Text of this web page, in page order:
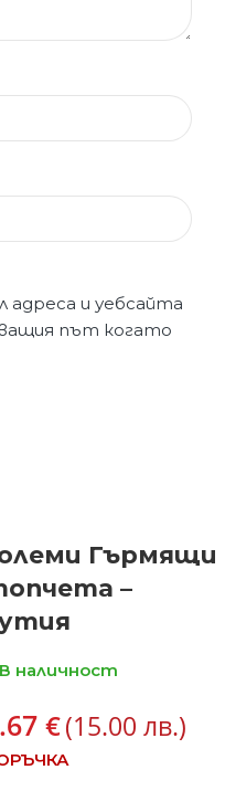
адреса и уебсайта
път когато
Гърмящи
–
В наличност
€(15.00 лв.)